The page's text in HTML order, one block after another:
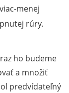
menej
rúry.
ho budeme
a množiť
predvídateľný